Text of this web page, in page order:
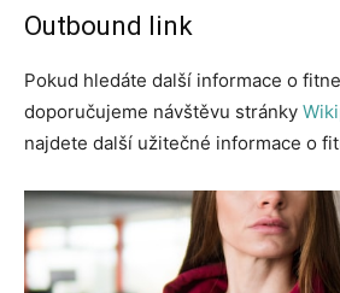
Outbound link
Pokud hledáte další informace o
doporučujeme návštěvu stránky
najdete další užitečné informace o